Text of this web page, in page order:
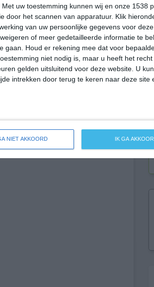
Met uw toestemming kunnen wij en onze 1538
door het scannen van apparatuur. Klik
van uw persoonlijke gegevens voor deze
of meer gedetailleerde informatie te
gaan.
Houd er rekening mee dat voor
niet nodig is, maar u heeft het
gelden uitsluitend voor deze website. U
intrekken door terug te keren naar deze site
NIET AKKOORD IK GA
09:00 12:00
1 ONO 1